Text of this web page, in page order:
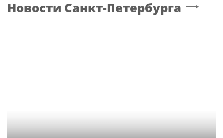
Новости Санкт-Петербурга